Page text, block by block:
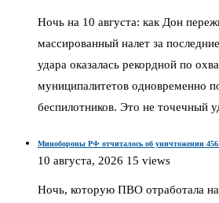
Ночь на 10 августа: как Дон
массированный налет за
удара оказалась рекордной по
муниципалитетов одновременно
беспилотников. Это не точечный
Минобороны РФ отчиталось об уничтожении 456
10 августа, 2026 15 views
Ночь, которую ПВО отработала на